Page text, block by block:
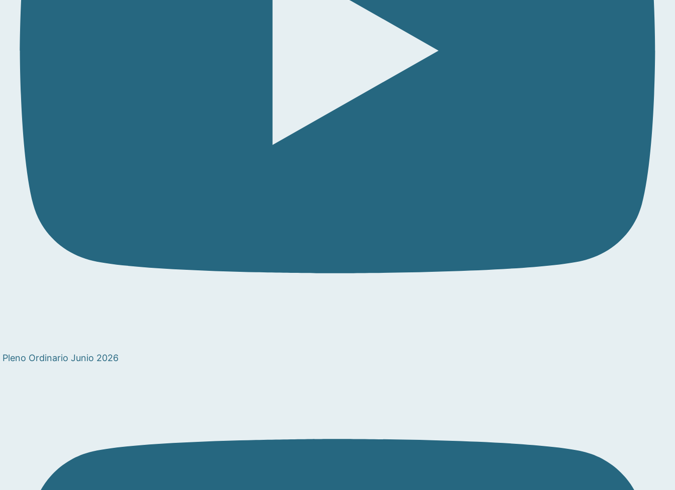
Pleno Ordinario Junio 2026